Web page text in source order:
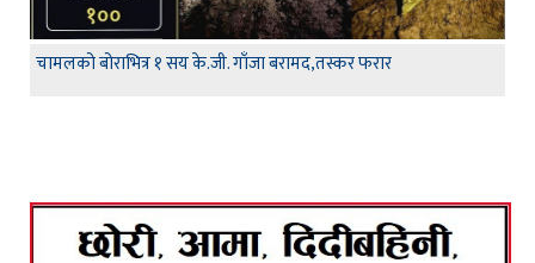
चामलको बोराभित्र १ सय के.जी. गाँजा बरामद,तस्कर फरार